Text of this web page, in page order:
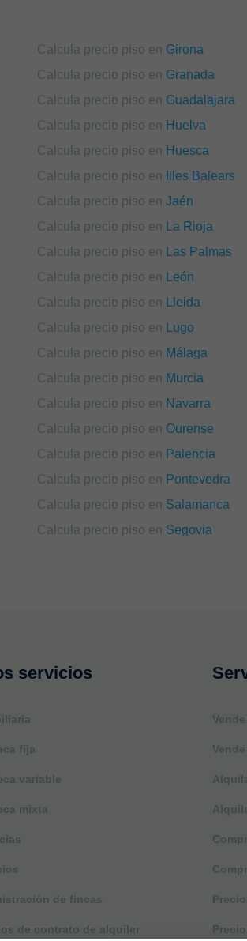
Calcula precio piso en Girona
Calcula precio piso en Granada
Calcula precio piso en Guadalajara
Calcula precio piso en Huelva
Calcula precio piso en Huesca
Calcula precio piso en Illes Balears
Calcula precio piso en Jaén
Calcula precio piso en La Rioja
Calcula precio piso en Las Palmas
Calcula precio piso en León
Calcula precio piso en Lleida
Calcula precio piso en Lugo
Calcula precio piso en Málaga
Calcula precio piso en Murcia
Calcula precio piso en Navarra
Calcula precio piso en Ourense
Calcula precio piso en Palencia
Calcula precio piso en Pontevedra
Calcula precio piso en Salamanca
Calcula precio piso en Segovia
servicios
fija
variable
mixta
de fincas
de contrato de alquiler